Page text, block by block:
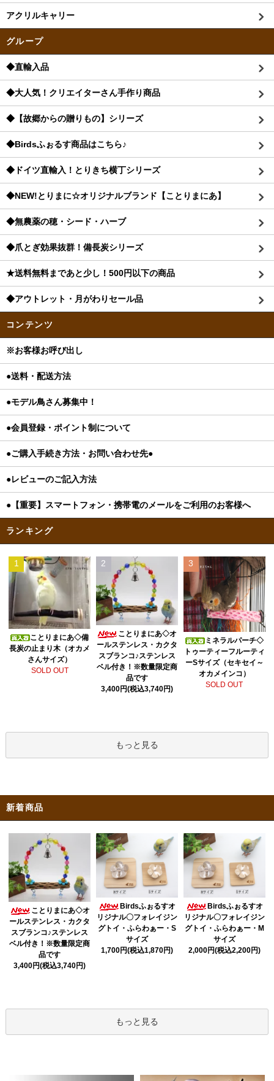
アクリルキャリー
グループ
◆直輸入品
◆大人気！クリエイターさん手作り商品
◆【故郷からの贈りもの】シリーズ
◆Birdsふぉるす商品はこちら♪
◆ドイツ直輸入！とりきち横丁シリーズ
◆NEW!とりまに☆オリジナルブランド【ことりまにあ】
◆無農薬の穂・シード・ハーブ
◆爪とぎ効果抜群！備長炭シリーズ
★送料無料まであと少し！500円以下の商品
◆アウトレット・月がわりセール品
コンテンツ
※お客様お呼び出し
●送料・配送方法
●モデル鳥さん募集中！
●会員登録・ポイント制について
●ご購入手続き方法・お問い合わせ先●
●レビューのご記入方法
●【重要】スマートフォン・携帯電のメールをご利用のお客様へ
ランキング
1
ことりまにあ◇備
長炭の止まり木（オカメ
さんサイズ）
SOLD OUT
2
ことりまにあ◇オ
ールステンレス・カクタ
スブランコ♪ステンレス
ベル付き！※数量限定商
品です
3,400円(税込3,740円)
3
ミネラルパーチ◇
トゥーティーフルーティ
ーSサイズ（セキセイ～
オカメインコ）
SOLD OUT
もっと見る
新着商品
ことりまにあ◇オ
ールステンレス・カクタ
スブランコ♪ステンレス
ベル付き！※数量限定商
品です
3,400円(税込3,740円)
Birdsふぉるすオ
リジナル〇フォレイジン
グトイ・ふらわぁー・S
サイズ
1,700円(税込1,870円)
Birdsふぉるすオ
リジナル〇フォレイジン
グトイ・ふらわぁー・M
サイズ
2,000円(税込2,200円)
もっと見る